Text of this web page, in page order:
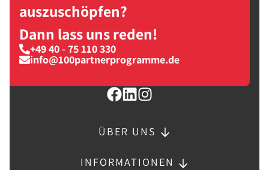
auszuschöpfen?
Dann lass uns reden!
+49 40 - 75 110 330
info@100partnerprogramme.de
ÜBER UNS
INFORMATIONEN